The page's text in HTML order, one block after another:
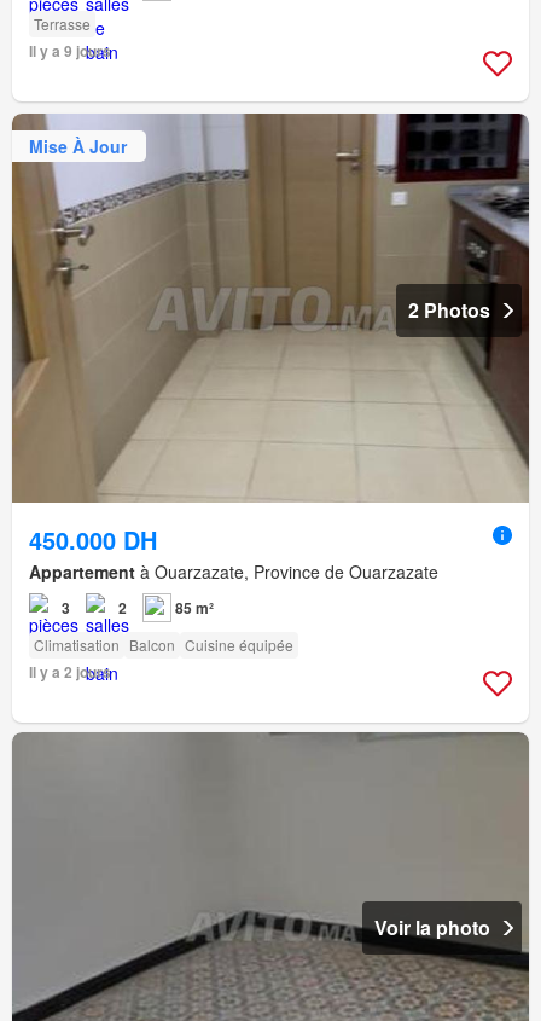
Terrasse
Il y a 9 jours
Mise À Jour
2 Photos
450.000 DH
Appartement à Ouarzazate, Province de Ouarzazate
3 2 85 m²
Climatisation Balcon Cuisine équipée
Il y a 2 jours
Voir la photo